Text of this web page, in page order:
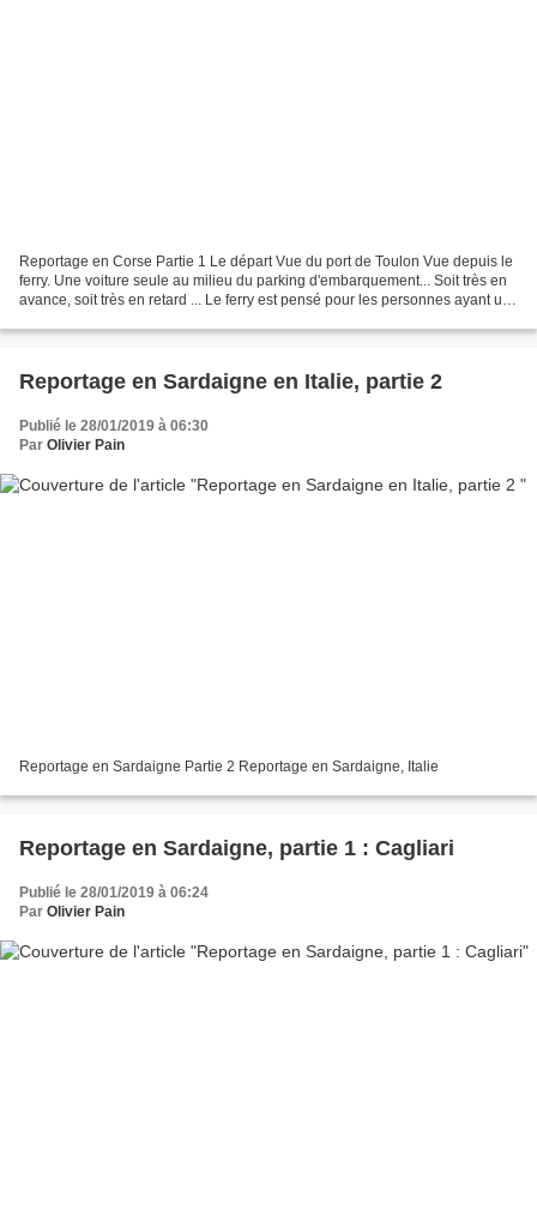
Reportage en Corse Partie 1 Le départ Vue du port de Toulon Vue depuis le
ferry. Une voiture seule au milieu du parking d'embarquement... Soit très en
avance, soit très en retard ... Le ferry est pensé pour les personnes ayant un
Reportage en Sardaigne en Italie, partie 2
Publié le 28/01/2019 à 06:30
Par Olivier Pain
Reportage en Sardaigne Partie 2 Reportage en Sardaigne, Italie
Reportage en Sardaigne, partie 1 : Cagliari
Publié le 28/01/2019 à 06:24
Par Olivier Pain